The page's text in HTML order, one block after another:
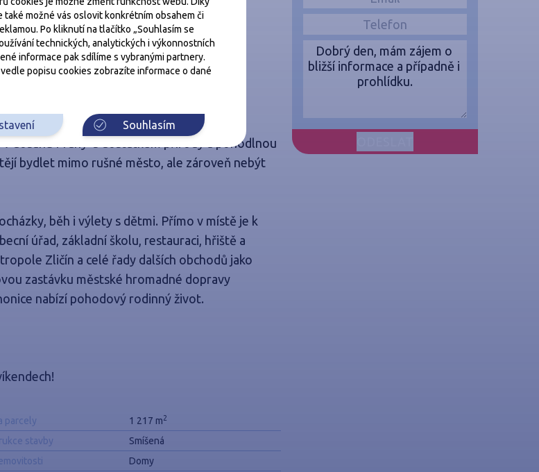
také možné vás oslovit konkrétním obsahem či
Po kliknutí na tlačítko „Souhlasím se
technických, analytických i výkonnostních
informace pak sdílíme s vybranými partnery.
popisu cookies zobrazíte informace o dané
Souhlasím
stavba,výminek
dosahu Prahy s dostatkem přírody a pohodlnou
bydlet mimo rušné město, ale zároveň nebýt
běh i výlety s dětmi. Přímo v místě je k
úřad, základní školu, restauraci, hřiště a
Zličín a celé řady dalších obchodů jako
zastávku městské hromadné dopravy
nabízí pohodový rodinný život.
parcely 1 217 m2
stavby
Smíšená
Domy